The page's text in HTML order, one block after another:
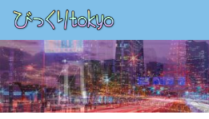
コンテンツの下